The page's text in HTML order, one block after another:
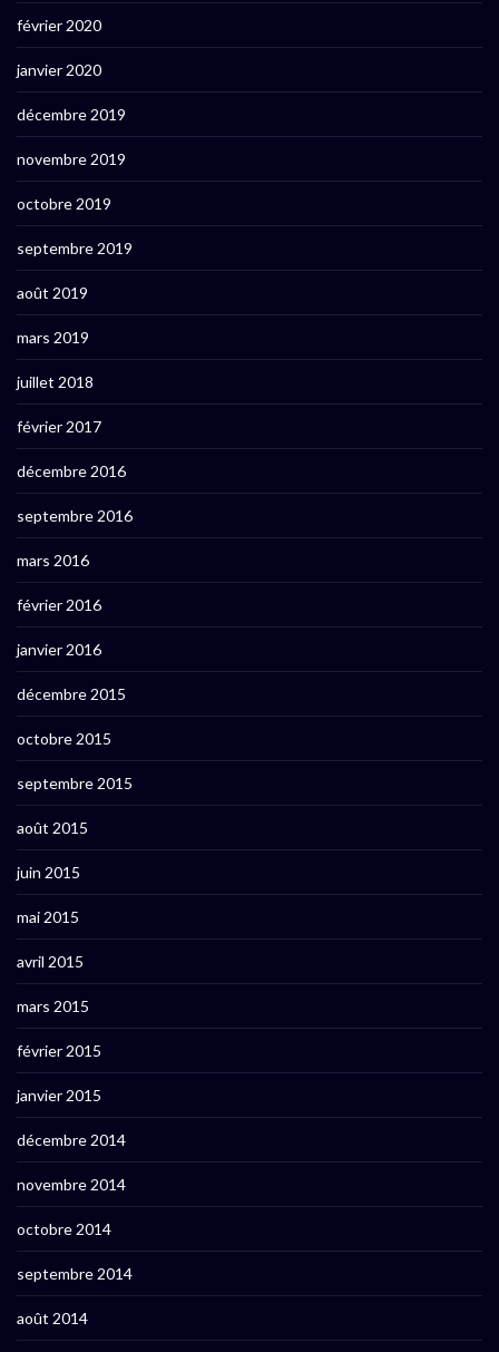
février 2020
janvier 2020
décembre 2019
novembre 2019
octobre 2019
septembre 2019
août 2019
mars 2019
juillet 2018
février 2017
décembre 2016
septembre 2016
mars 2016
février 2016
janvier 2016
décembre 2015
octobre 2015
septembre 2015
août 2015
juin 2015
mai 2015
avril 2015
mars 2015
février 2015
janvier 2015
décembre 2014
novembre 2014
octobre 2014
septembre 2014
août 2014